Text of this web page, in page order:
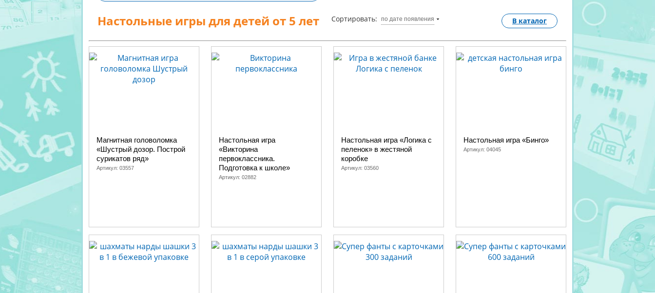
Настольные игры для детей от 5 лет Сортировать: по дате появления В каталог
Магнитная головоломка
«Шустрый дозор. Построй
сурикатов ряд»
Артикул: 03557
Настольная игра
«Викторина
первоклассника.
Подготовка к школе»
Артикул: 02882
Настольная игра «Логика с
пеленок» в жестяной
коробке
Артикул: 03560
Настольная игра «Бинго»
Артикул: 04045